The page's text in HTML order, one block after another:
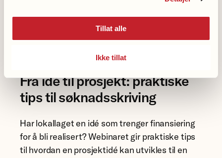
Tillat alle
Ikke tillat
Fra idé til prosjekt: praktiske
tips til søknadsskriving
Har lokallaget en idé som trenger finansiering
for å bli realisert? Webinaret gir praktiske tips
til hvordan en prosjektidé kan utvikles til en